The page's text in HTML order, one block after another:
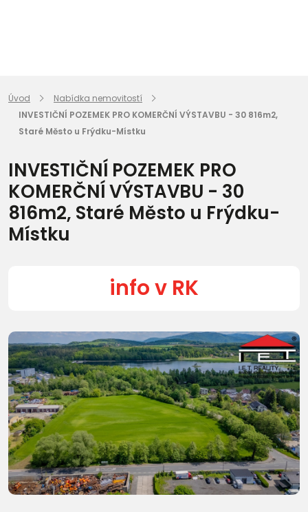
Úvod
Nabídka nemovitostí
INVESTIČNÍ POZEMEK PRO KOMERČNÍ VÝSTAVBU - 30 816m2,
Staré Město u Frýdku-Místku
INVESTIČNÍ POZEMEK PRO
KOMERČNÍ VÝSTAVBU - 30
816m2, Staré Město u Frýdku-
Místku
info v RK
Další fotografie (10)